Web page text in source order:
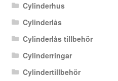
Cylinderhus
Cylinderlås
Cylinderlås tillbehör
Cylinderringar
Cylindertillbehör